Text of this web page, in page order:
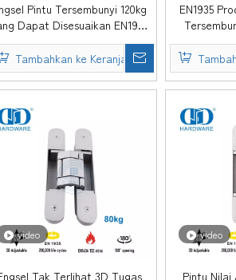
Pintu Tersembunyi 120kg
Dapat Disesuaikan EN1935
untuk Pintu Logam Nilai Api-
DDCH008-G120
Tambahkan ke Keranjang
EN1935
Tugas
video
Tak Terlihat 3D Tugas
video
Pintu Nilai